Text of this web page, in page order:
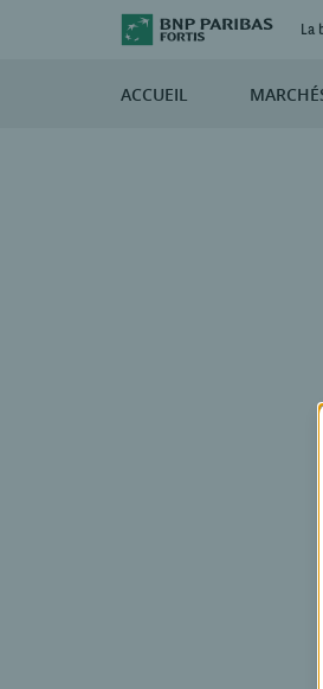
La
ACCUEIL